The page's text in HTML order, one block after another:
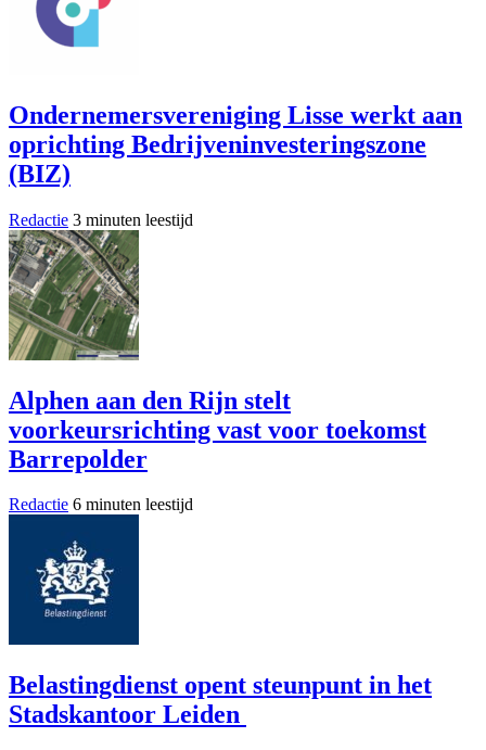
Ondernemersvereniging Lisse werkt aan
oprichting Bedrijveninvesteringszone
(BIZ)
Redactie 3 minuten leestijd
Alphen aan den Rijn stelt
voorkeursrichting vast voor toekomst
Barrepolder
Redactie 6 minuten leestijd
Belastingdienst opent steunpunt in het
Stadskantoor Leiden